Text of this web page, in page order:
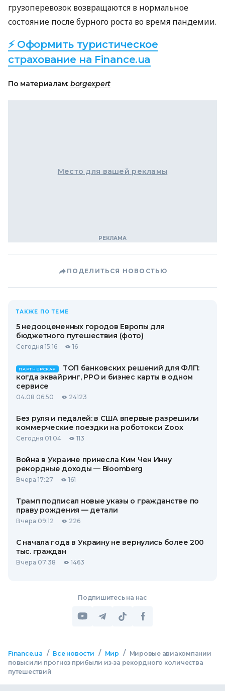
грузоперевозок возвращаются в нормальное
состояние после бурного роста во время пандемии.
⚡ Оформить туристическое
страхование на Finance.ua
По материалам: borgexpert
Место для вашей рекламы
ПОДЕЛИТЬСЯ НОВОСТЬЮ
ТАКЖЕ ПО ТЕМЕ
5 недооцененных городов Европы для
бюджетного путешествия (фото)
Сегодня 15:16 16
ПАРТНЕРСКАЯ
ТОП банковских решений для ФЛП:
когда эквайринг, РРО и бизнес карты в одном
сервисе
04.08 06:50 24123
Без руля и педалей: в США впервые разрешили
коммерческие поездки на роботокси Zoox
Сегодня 01:04 113
Война в Украине принесла Ким Чен Инну
рекордные доходы — Bloomberg
Вчера 17:27 161
Трамп подписал новые указы о гражданстве по
праву рождения — детали
Вчера 09:12 226
С начала года в Украину не вернулись более 200
тыс. граждан
Вчера 07:38 1463
Подпишитесь на нас
Finance.ua / Все новости / Мир /
Мировые авиакомпании
повысили прогноз прибыли из-за рекордного количества
путешествий